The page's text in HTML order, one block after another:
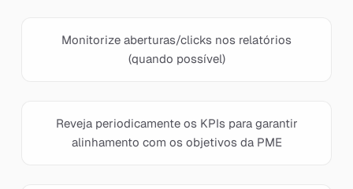
Monitorize aberturas/clicks nos relatórios
(quando possível)
Reveja periodicamente os KPIs para garantir
alinhamento com os objetivos da PME